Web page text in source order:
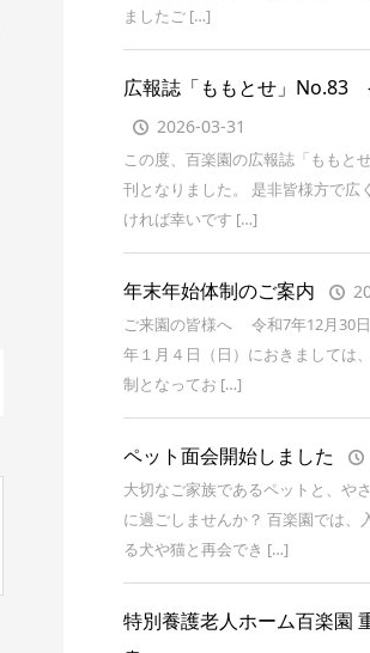
ましたご […]
広報誌「ももとせ」No.83
2026-03-31
この度、百楽園の広報誌「ももと
刊となりました。 是非皆様方で広
ければ幸いです […]
年末年始体制のご案内
ご来園の皆様へ 令和7年12月30
年１月４日（日）におきましては
制となってお […]
ペット面会開始しました
大切なご家族であるペットと、や
に過ごしませんか？ 百楽園では、
る犬や猫と再会でき […]
特別養護老人ホーム百楽園